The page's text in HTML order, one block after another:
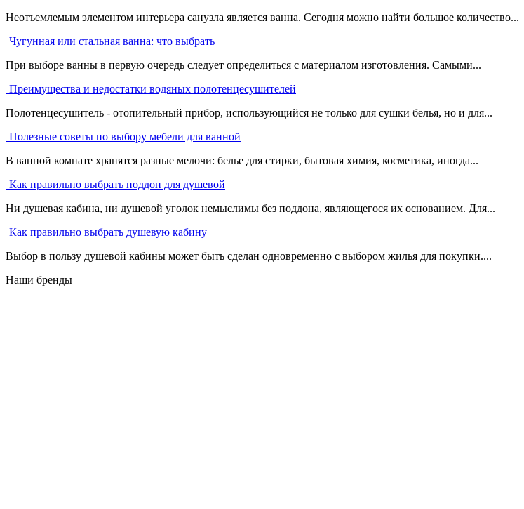
Неотъемлемым элементом интерьера санузла является ванна. Сегодня можно найти большое количество...
Чугунная или стальная ванна: что выбрать
При выборе ванны в первую очередь следует определиться с материалом изготовления. Самыми...
Преимущества и недостатки водяных полотенцесушителей
Полотенцесушитель - отопительный прибор, использующийся не только для сушки белья, но и для...
Полезные советы по выбору мебели для ванной
В ванной комнате хранятся разные мелочи: белье для стирки, бытовая химия, косметика, иногда...
Как правильно выбрать поддон для душевой
Ни душевая кабина, ни душевой уголок немыслимы без поддона, являющегося их основанием. Для...
Как правильно выбрать душевую кабину
Выбор в пользу душевой кабины может быть сделан одновременно с выбором жилья для покупки....
Наши бренды